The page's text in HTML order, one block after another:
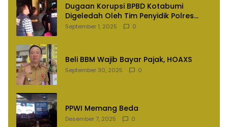
Dugaan Korupsi BPBD Kotabumi
Digeledah Oleh Tim Penyidik Polres
Lampung Utara
September 1, 2025 0
Beli BBM Wajib Bayar Pajak, HOAXS
September 30, 2025 0
PPWI Memang Beda
Desember 7, 2025 0